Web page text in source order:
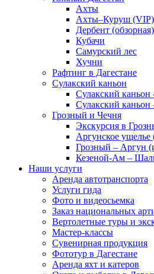
Ахты
Ахты–Куруш (VIP)
Дербент (обзорная)
Кубачи
Самурский лес
Хучни
Рафтинг в Дагестане
Сулакский каньон
Сулакский каньон
Сулакский каньон
Грозный и Чечня
Экскурсия в
Аргунское ущелье
Грозный – Аргун
Кезеной-Ам –
Наши услуги
Аренда автотранспорта
Услуги гида
Фото и видеосьемка
Заказ национальных
Вертолетные туры и
Мастер-классы
Сувенирная продукция
Фототур в Дагестане
Аренда яхт и катеров